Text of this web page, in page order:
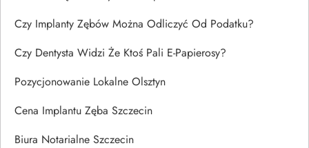
Czy Implanty Zębów Można Odliczyć Od Podatku?
Czy Dentysta Widzi Że Ktoś Pali E-Papierosy?
Pozycjonowanie Lokalne Olsztyn
Cena Implantu Zęba Szczecin
Biura Notarialne Szczecin